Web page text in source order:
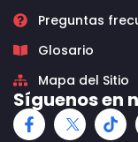
Preguntas
Glosario
Mapa del Sitio
Síguenos en